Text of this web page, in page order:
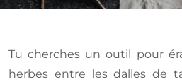
Tu cherches un outil pour
herbes entre les dalles de